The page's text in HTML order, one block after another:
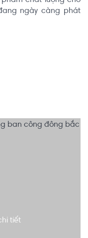
ngày càng phát
tiết